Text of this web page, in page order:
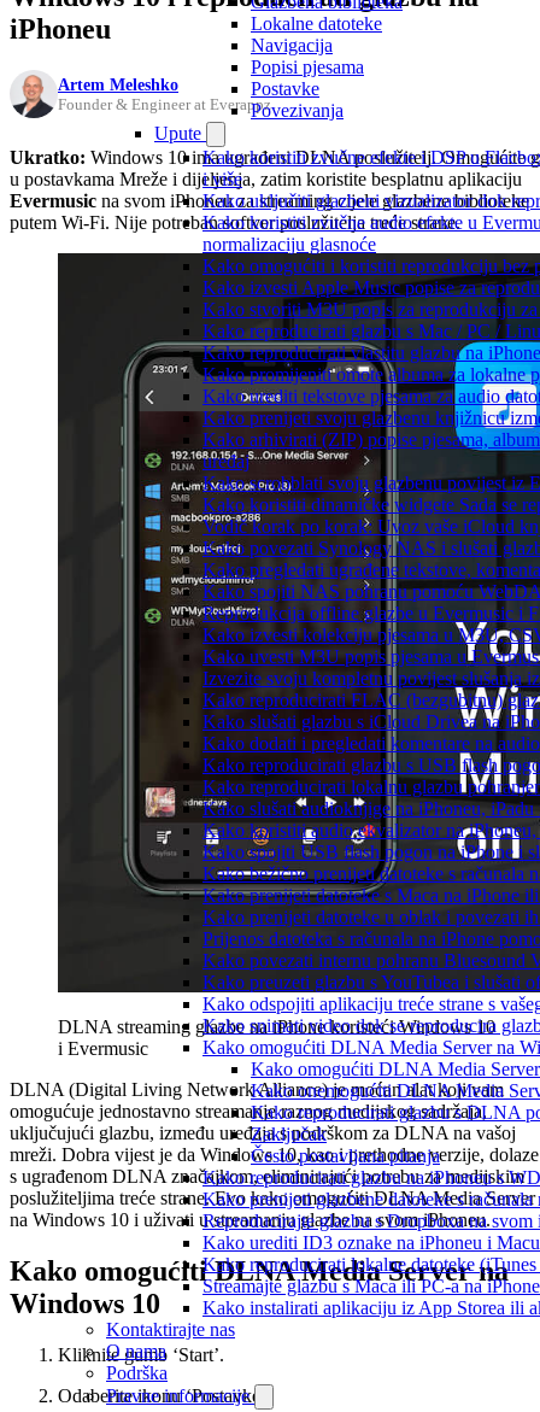
Lokalne datoteke
Navigacija
Popisi pjesama
Postavke
Povezivanja
Upute
Kako koristiti zvučne efekte i DSP u
i više
Kako uključiti glazbeni vizualizator dok
Kako koristiti zvučne audio efekte u
normalizaciju glasnoće
Kako omogućiti i koristiti reprodukciju bez
Kako izvesti Apple Music popise za
Kako stvoriti M3U popis za reprodukciju
Kako reproducirati glazbu s Mac / PC /
Kako reproducirati vlastitu glazbu na
Kako promijeniti omote albuma za lokalne
Kako urediti tekstove pjesama za audio
Kako prenijeti svoju glazbenu knjižnicu
Kako arhivirati (ZIP) popise pjesama,
uređaj
Kako scrobblati svoju glazbenu povijest iz
Kako koristiti dinamičke widgete Sada se
Vodič korak po korak: Uvoz vaše iCloud
Kako povezati Synology NAS i slušati
Kako pregledati ugrađene tekstove,
Kako spojiti NAS pohranu pomoću
Reprodukcija offline glazbe u Evermusic i
Kako izvesti kolekciju pjesama u M3U,
Kako uvesti M3U popis pjesama u
Izvezite svoju kompletnu povijest slušanja
Kako reproducirati FLAC (bezgubitnu)
Kako slušati glazbu s iCloud Drivea na
Kako dodati i pregledati komentare na
Kako reproducirati glazbu s USB flash
Kako reproducirati lokalnu glazbu
Kako slušati audioknjige na iPhoneu,
Kako koristiti audio ekvalizator na
Kako spojiti USB flash pogon na iPhone i
Kako bežično prenijeti datoteke s računala
Kako prenijeti datoteke s Maca na iPhone
Kako prenijeti datoteke u oblak i povezati
Prijenos datoteka s računala na iPhone
Kako povezati internu pohranu Bluesound
Kako preuzeti glazbu s YouTubea i slušati
Kako odspojiti aplikaciju treće strane s
Kako snimati video dok se reproducira
Kako omogućiti DLNA Media Server na
Kako omogućiti DLNA Media
Kako onemogućiti DLNA Media
Kako reproducirati glazbu s DLNA
Zaključak
Često postavljana pitanja
Kako reproducirati glazbu na iPhoneu s
Kako prenijeti glazbene datoteke s
Reproducirajte glazbu s Dropboxa na
Kako urediti ID3 oznake na iPhoneu i Macu
Kako reproducirati lokalne datoteke
Streamajte glazbu s Maca ili PC-a na
Kako instalirati aplikaciju iz App Storea ili
Kontaktirajte nas
O nama
Podrška
Pravne informacije
iPhoneu
Artem Meleshko
Founder & Engineer at Everappz
Ukratko: Windows 10 ima ugrađeni DLNA poslužitelj. Omogućite
u postavkama Mreže i dijeljenja, zatim koristite besplatnu aplikaciju
Evermusic na svom iPhoneu za streaming cijele glazbene biblioteke
putem Wi-Fi. Nije potreban softver poslužitelja treće strane.
DLNA streaming glazbe na iPhone koristeći Windows 10
i Evermusic
DLNA (Digital Living Network Alliance) je moćan alat koji vam
omogućuje jednostavno streamanje raznog medijskog sadržaja,
uključujući glazbu, između uređaja s podrškom za DLNA na vašoj
mreži. Dobra vijest je da Windows 10, kao i prethodne verzije, dolaze
s ugrađenom DLNA značajkom, eliminirajući potrebu za medijskim
poslužiteljima treće strane. Evo kako omogućiti DLNA Media Server
na Windows 10 i uživati u streamanju glazbe na svom iPhoneu.
Kako omogućiti DLNA Media Server na
Windows 10
Kliknite gumb ‘Start’.
Odaberite ikonu ‘Postavke’.